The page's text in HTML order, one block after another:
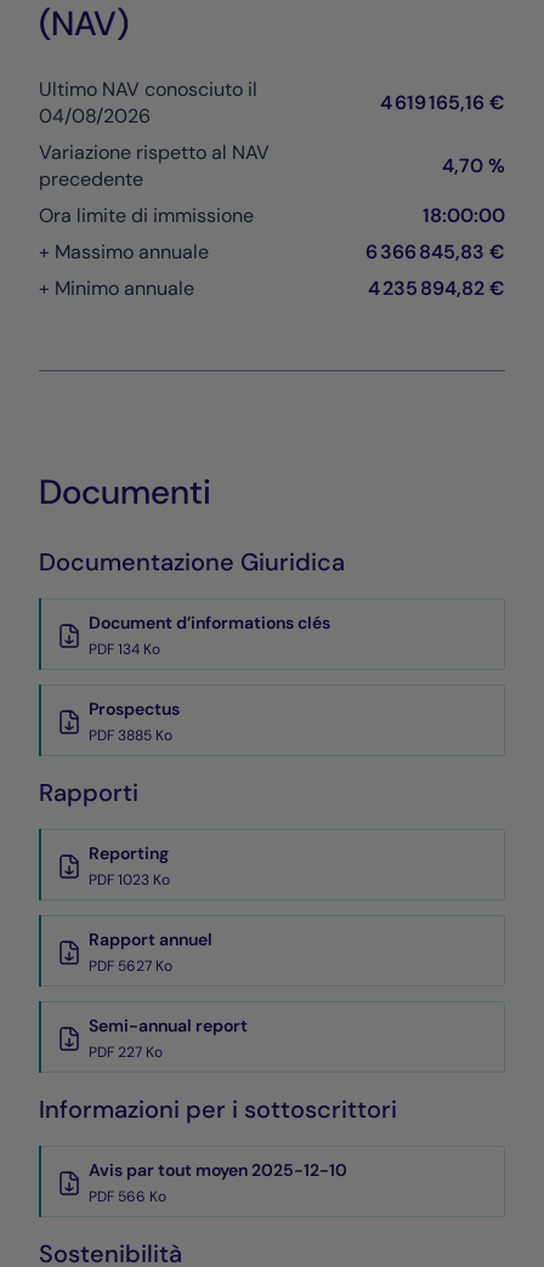
(NAV)
Ultimo NAV conosciuto il
04/08/2026
4 619 165,16 €
Variazione rispetto al NAV
precedente
4,70 %
Ora limite di immissione
18:00:00
+ Massimo annuale
6 366 845,83 €
+ Minimo annuale
4 235 894,82 €
Documenti
Documentazione Giuridica
Document d’informations clés
PDF 134 Ko
Prospectus
PDF 3885 Ko
Rapporti
Reporting
PDF 1023 Ko
Rapport annuel
PDF 5627 Ko
Semi-annual report
PDF 227 Ko
Informazioni per i sottoscrittori
Avis par tout moyen 2025-12-10
PDF 566 Ko
Sostenibilità